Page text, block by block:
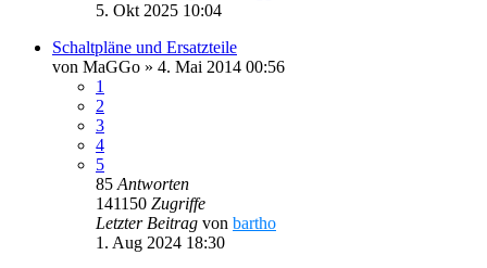
5. Okt 2025 10:04
Schaltpläne und Ersatzteile
von MaGGo » 4. Mai 2014 00:56
1
2
3
4
5
85 Antworten
141150 Zugriffe
Letzter Beitrag von bartho
1. Aug 2024 18:30